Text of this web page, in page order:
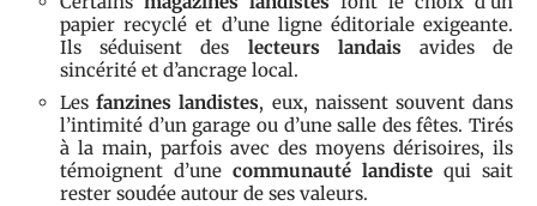
papier recyclé et d’une ligne éditoriale exigeante.
Ils séduisent des lecteurs landaisavides de
sincérité et d’ancrage local.
Lesfanzines landistes, eux, naissent souvent dans
l’intimité d’un garage ou d’une salle des fêtes. Tirés
à la main, parfois avec des moyens dérisoires, ils
témoignent d’une communauté landiste qui sait
rester soudée autour de ses valeurs.